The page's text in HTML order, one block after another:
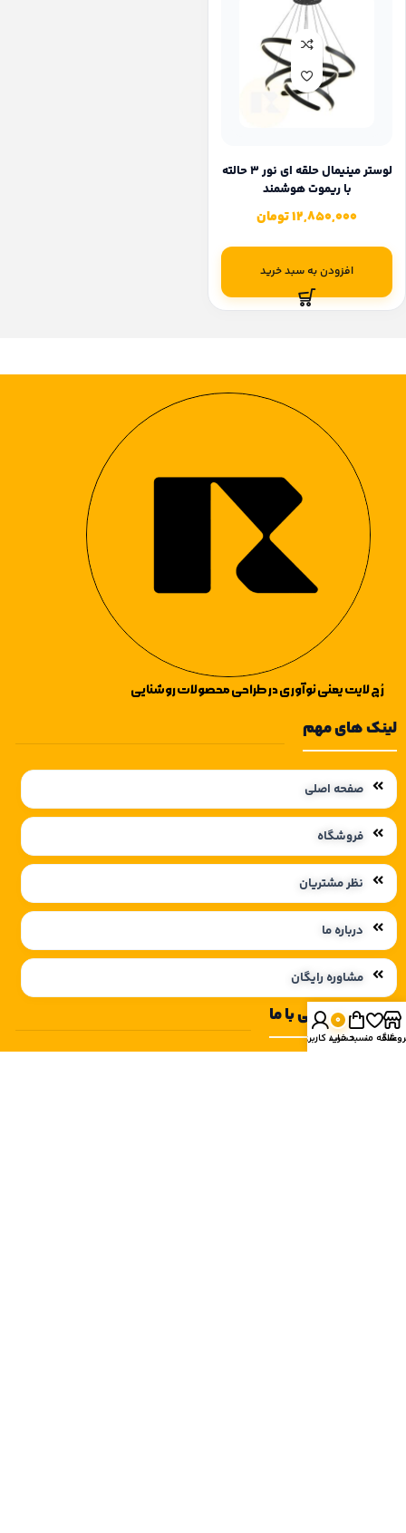
لوستر مینیمال حلقه ای نور 3 حالته
با ریموت هوشمند
12,850,000تومان
افزودن به سبد خرید
رُچ لایت یعنی نوآوری در طراحی محصولات روشنایی
لینک های مهم
صفحه اصلی
فروشگاه
نظر مشتریان
درباره ما
مشاوره رایگان
راه های ارتباطی با ما
علاقه مندی
0
سبد خرید
حساب کاربری من